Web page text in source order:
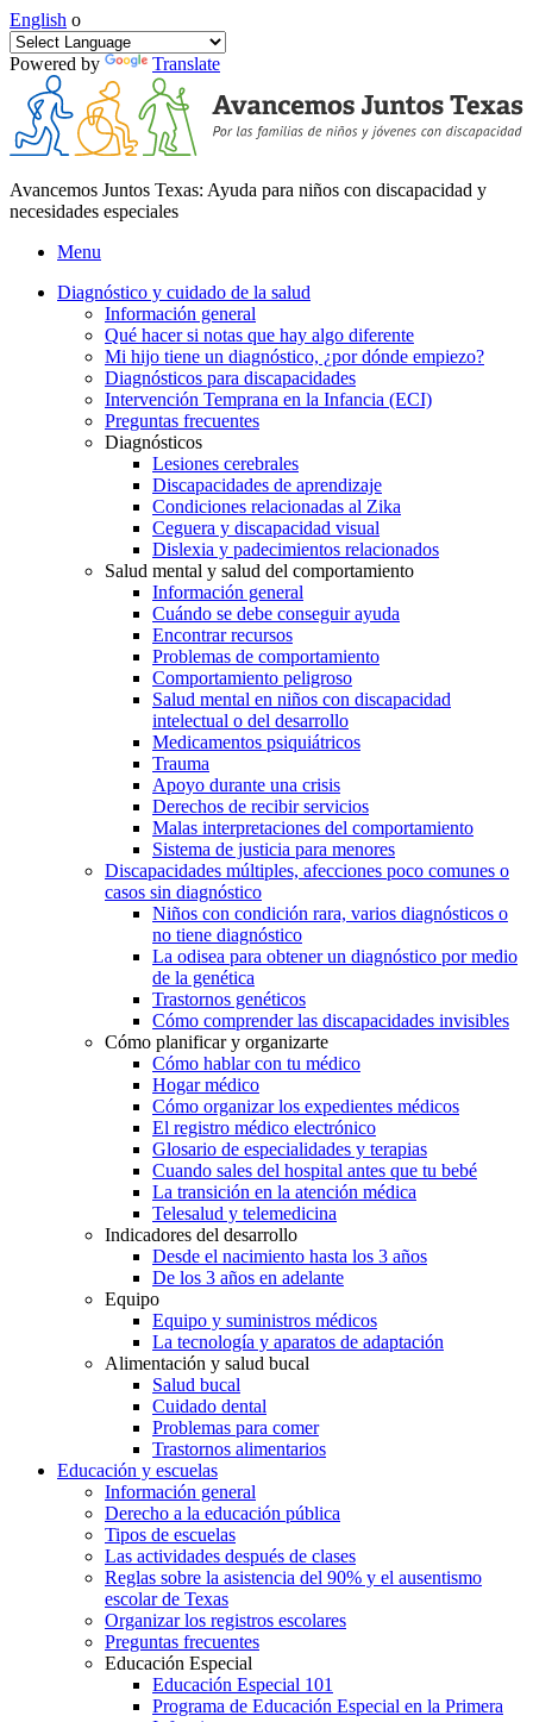
English o
Powered by Translate
Avancemos Juntos Texas: Ayuda para niños con discapacidad y
necesidades especiales
Menu
Diagnóstico y cuidado de la salud
Información general
Qué hacer si notas que hay algo diferente
Mi hijo tiene un diagnóstico, ¿por dónde empiezo?
Diagnósticos para discapacidades
Intervención Temprana en la Infancia (ECI)
Preguntas frecuentes
Diagnósticos
Lesiones cerebrales
Discapacidades de aprendizaje
Condiciones relacionadas al Zika
Ceguera y discapacidad visual
Dislexia y padecimientos relacionados
Salud mental y salud del comportamiento
Información general
Cuándo se debe conseguir ayuda
Encontrar recursos
Problemas de comportamiento
Comportamiento peligroso
Salud mental en niños con discapacidad
intelectual o del desarrollo
Medicamentos psiquiátricos
Trauma
Apoyo durante una crisis
Derechos de recibir servicios
Malas interpretaciones del comportamiento
Sistema de justicia para menores
Discapacidades múltiples, afecciones poco comunes o
casos sin diagnóstico
Niños con condición rara, varios diagnósticos o
no tiene diagnóstico
La odisea para obtener un diagnóstico por medio
de la genética
Trastornos genéticos
Cómo comprender las discapacidades invisibles
Cómo planificar y organizarte
Cómo hablar con tu médico
Hogar médico
Cómo organizar los expedientes médicos
El registro médico electrónico
Glosario de especialidades y terapias
Cuando sales del hospital antes que tu bebé
La transición en la atención médica
Telesalud y telemedicina
Indicadores del desarrollo
Desde el nacimiento hasta los 3 años
De los 3 años en adelante
Equipo
Equipo y suministros médicos
La tecnología y aparatos de adaptación
Alimentación y salud bucal
Salud bucal
Cuidado dental
Problemas para comer
Trastornos alimentarios
Educación y escuelas
Información general
Derecho a la educación pública
Tipos de escuelas
Las actividades después de clases
Reglas sobre la asistencia del 90% y el ausentismo
escolar de Texas
Organizar los registros escolares
Preguntas frecuentes
Educación Especial
Educación Especial 101
Programa de Educación Especial en la Primera